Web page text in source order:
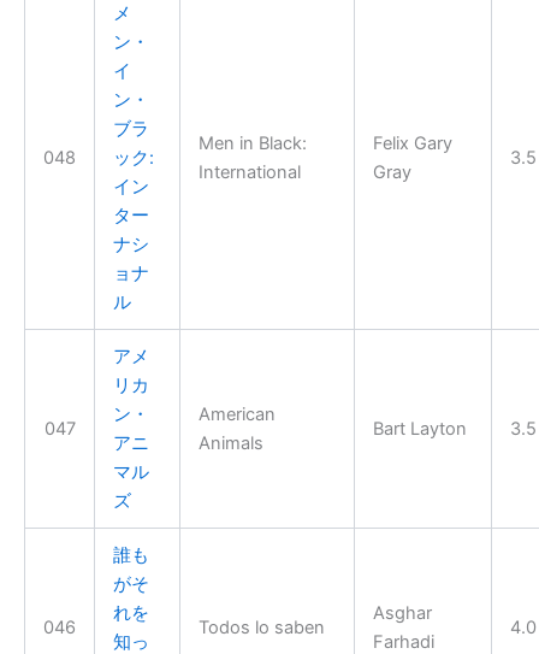
048
メ
ン・
イ
ン・
ブラ
ック:
イン
ター
ナシ
ョナ
ル
Men in Black:
International
Felix Gary
Gray
3.5
047
アメ
リカ
ン・
アニ
マル
ズ
American
Animals
Bart Layton 3.5
046
誰も
がそ
れを
知っ
Todos lo saben
Asghar
Farhadi
4.0